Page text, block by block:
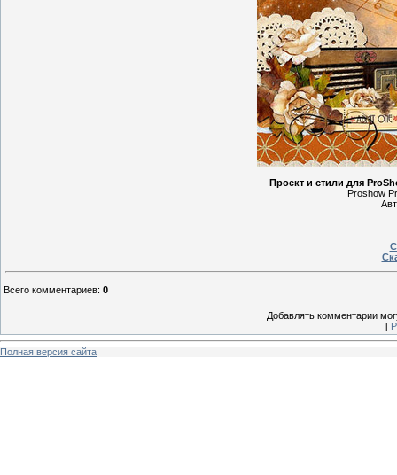
Проект и стили для
Proshow
Всего комментариев: 0
Добавлять комментарии
[
Полная версия сайта